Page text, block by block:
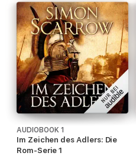
AUDIOBOOK 1
Im Zeichen des Adlers: Die
Rom-Serie 1